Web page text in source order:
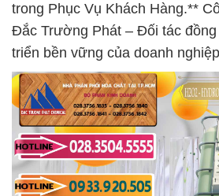
trong Phục Vụ Khách Hàng.**
Đắc Trường Phát – Đối tác
triển bền vững của doanh